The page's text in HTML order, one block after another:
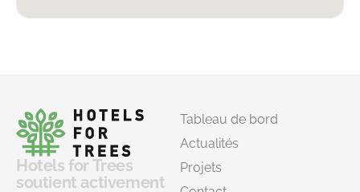
Hotels for Trees
soutient activement
Tableau de bord
Actualités
Projets